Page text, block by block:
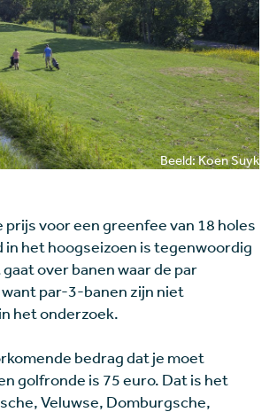
Beeld: Koen Suyk
prijs voor een greenfee van 18 holes
in het hoogseizoen is tegenwoordig
over banen waar de par
want par-3-banen zijn niet
het onderzoek.
bedrag dat je moet
golfronde is 75 euro. Dat is het
Veluwse, Domburgsche,